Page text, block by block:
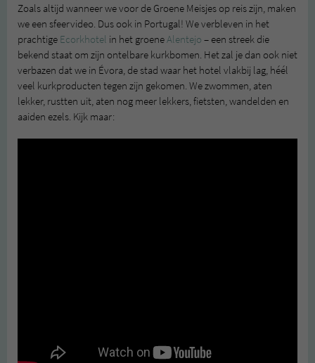
Zoals altijd wanneer we voor de Groene Meisjes op reis zijn, maken
we een sfeervideo. Dus ook in Portugal! We verbleven in het
prachtige Ecorkhotel in het groeneAlentejo – een streek die
bekend staat om zijn ontelbare kurkbomen. Het zal je dan ook niet
verbazen dat we in Évora, de stad waar het hotel vlakbij lag, héél
veel kurkproducten tegen zijn gekomen. We zwommen, aten
lekker, rustten uit, aten nog meer lekkers, fietsten, wandelden en
aaiden ezels. Kijk maar: